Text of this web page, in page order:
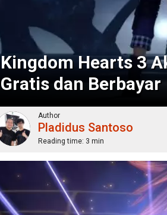
Kingdom Hearts 3
Gratis dan Berbayar
Author
Pladidus Santoso
Reading time: 3 min